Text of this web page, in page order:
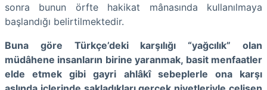
sonra bunun örfte hakikat mânasında kullanılmaya
başlandığı belirtilmektedir.
Buna göre Türkçe’deki karşılığı “yağcılık” olan
müdâhene insanların birine yaranmak, basit menfaatler
elde etmek gibi gayri ahlâkî sebeplerle ona karşı